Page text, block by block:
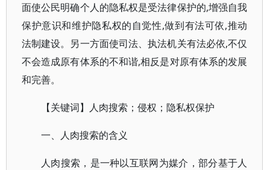
面使公民明确个人的隐私权是受法律保护的,增强自我
保护意识和维护隐私权的自觉性,做到有法可依,推动
法制建设。另一方面使司法、执法机关有法必依,不仅
不会造成原有体系的不和谐,相反是对原有体系的发展
和完善。
【关键词】人肉搜索；侵权；隐私权保护
一、人肉搜索的含义
人肉搜索，是一种以互联网为媒介，部分基于人